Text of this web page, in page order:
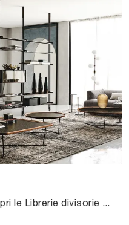
Clicca e scopri le Librerie divisorie moderne! Il modello Freeway Cattelan Italia saprà completare un soggiorno dinamico e operativo.